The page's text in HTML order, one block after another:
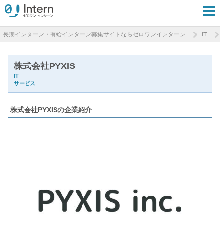
長期インターン・有給インターン募集サイトならゼロワンインターン IT
株式会社PYXIS
IT
サービス
株式会社PYXISの企業紹介